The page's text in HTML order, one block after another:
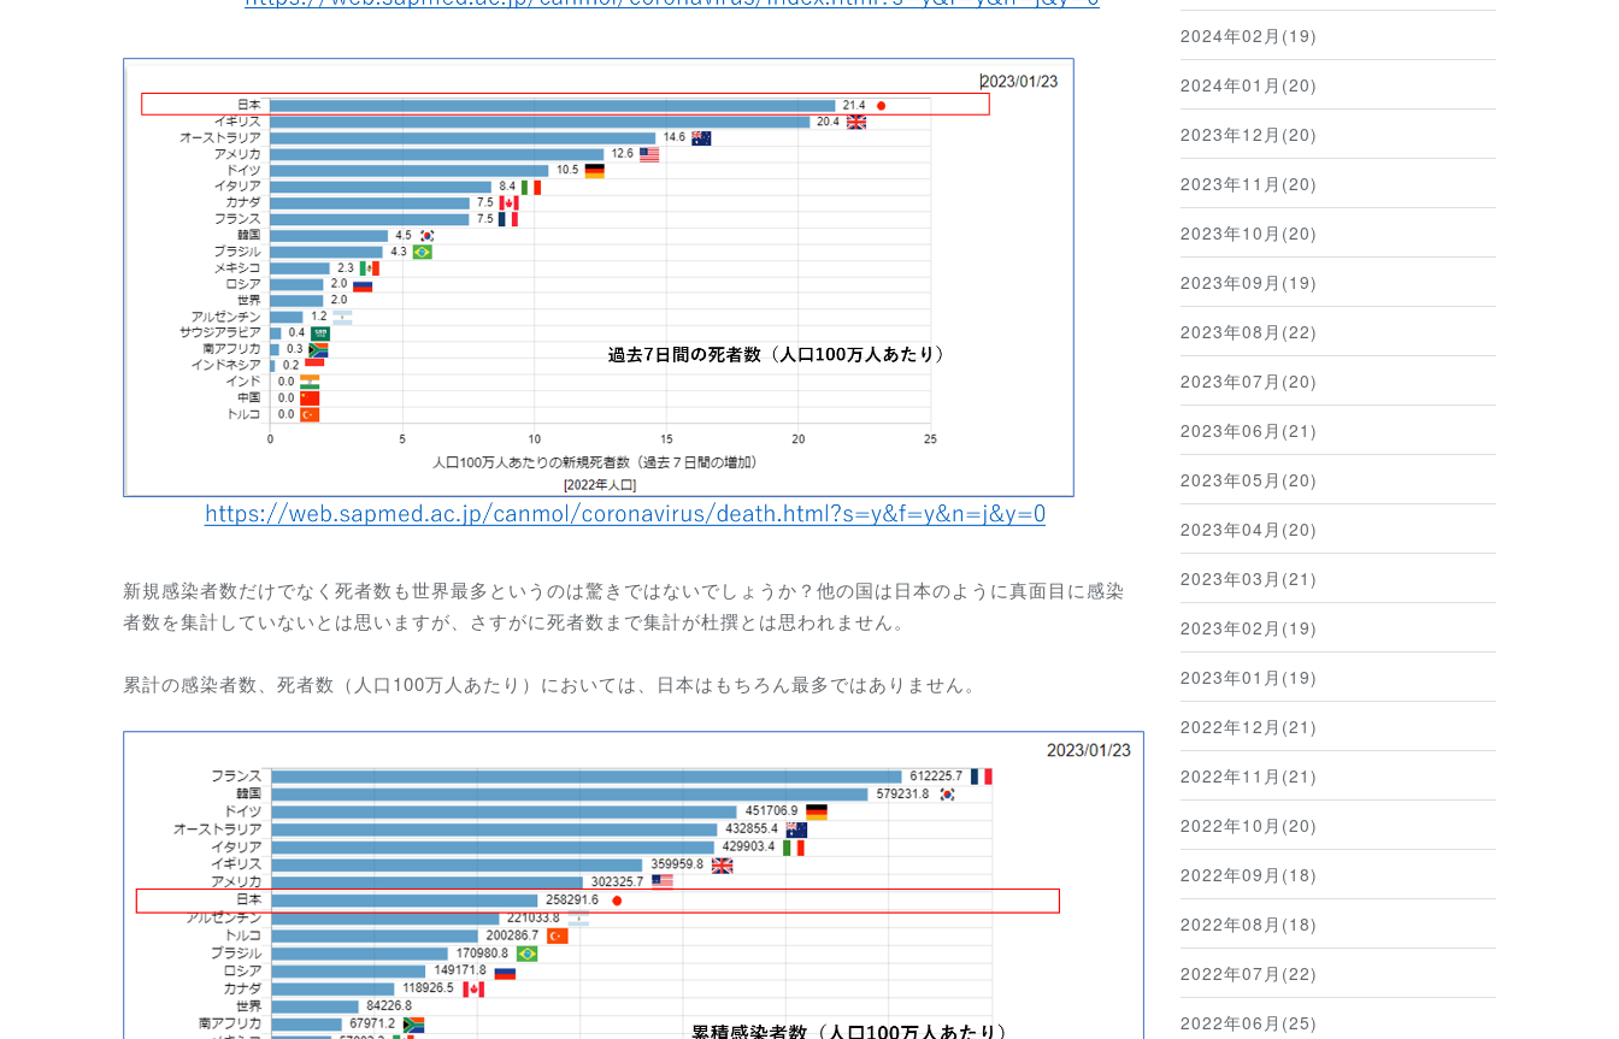
新規感染者数だけでなく死者数も世界最多というのは驚きではないでしょうか？他の国は日本のように真面目に感染
者数を集計していないとは思いますが、さすがに死者数まで集計が杜撰とは思われません。
累計の感染者数、死者数（人口100万人あたり）においては、日本はもちろん最多ではありません。
2024年02月(19)
2024年01月(20)
2023年12月(20)
2023年11月(20)
2023年10月(20)
2023年09月(19)
2023年08月(22)
2023年07月(20)
2023年06月(21)
2023年05月(20)
2023年04月(20)
2023年03月(21)
2023年02月(19)
2023年01月(19)
2022年12月(21)
2022年11月(21)
2022年10月(20)
2022年09月(18)
2022年08月(18)
2022年07月(22)
2022年06月(25)